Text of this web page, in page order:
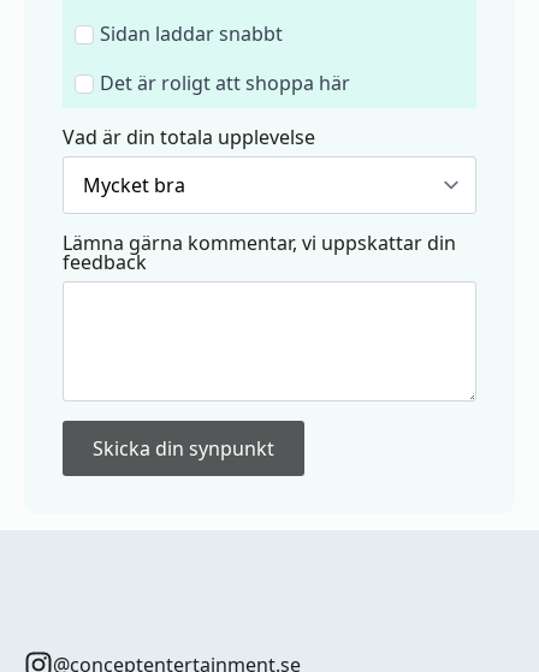
Sidan laddar snabbt
Det är roligt att shoppa här
Vad är din totala upplevelse
Lämna gärna kommentar, vi uppskattar din
feedback
Skicka din synpunkt
@conceptentertainment.se